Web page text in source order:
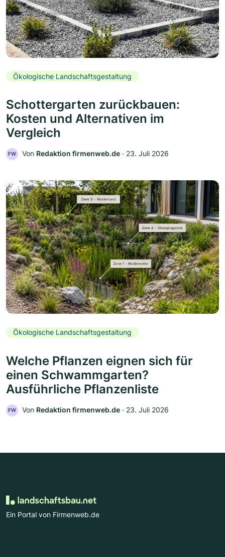
Ökologische Landschaftsgestaltung
Schottergarten zurückbauen:
Kosten und Alternativen im
Vergleich
FW Von Redaktion firmenweb.de ‧ 23. Juli 2026
Ökologische Landschaftsgestaltung
Welche Pflanzen eignen sich für
einen Schwammgarten?
Ausführliche Pflanzenliste
FW Von Redaktion firmenweb.de ‧ 23. Juli 2026
Ein Portal von Firmenweb.de